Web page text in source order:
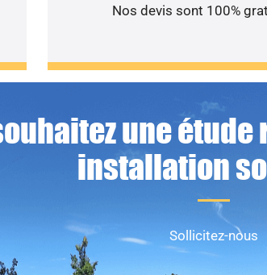
Nos devis sont 100%
une
installation
Sollicitez-nous